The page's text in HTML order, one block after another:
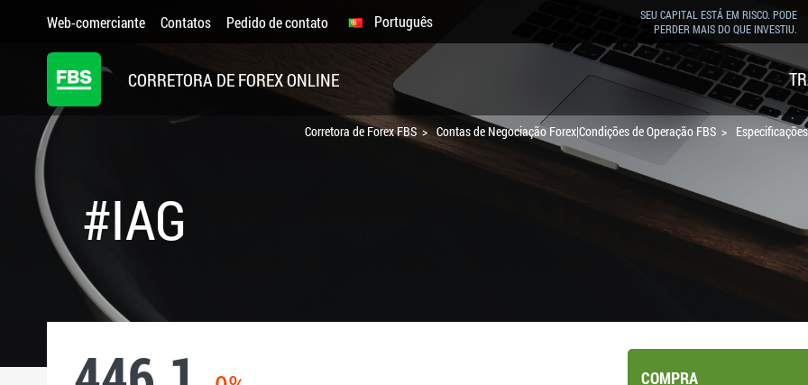
Web-comerciante Contatos Pedido de contato
SEU CAPITAL ESTÁ EM RISCO. PODE
PERDER MAIS DO QUE INVESTIU.
Português
CORRETORA DE FOREX ONLINE
Corretora de Forex FBS Contas de Negociação Forex|Condições de Operação FBS
#IAG
COMPRA